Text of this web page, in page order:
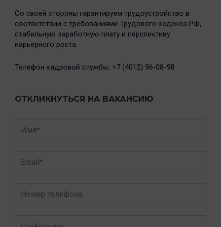
Со своей стороны гарантируем трудоустройство в
соответствии с требованиями Трудового кодекса РФ,
стабильную заработную плату и перспективу
карьерного роста.
Телефон кадровой службы: +7 (4012) 96-08-98
ОТКЛИКНУТЬСЯ НА ВАКАНСИЮ